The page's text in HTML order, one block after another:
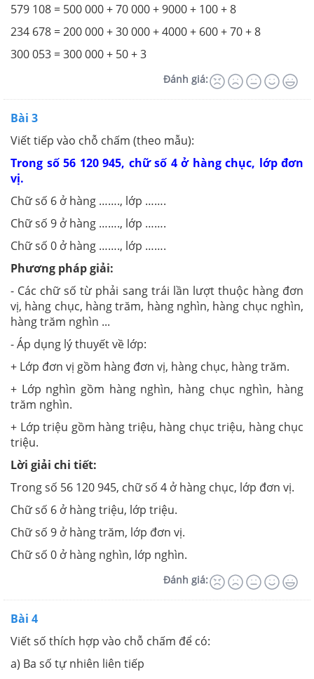
579 108 = 500 000 + 70 000 + 9000 + 100 + 8
234 678 = 200 000 + 30 000 + 4000 + 600 + 70 + 8
300 053 = 300 000 + 50 + 3
Đánh giá:
Bài 3
Viết tiếp vào chỗ chấm (theo mẫu):
Trong số 56 120 945, chữ số 4 ở hàng chục, lớp đơn
vị.
Chữ số 6 ở hàng ……., lớp …….
Chữ số 9 ở hàng ……., lớp …….
Chữ số 0 ở hàng ……., lớp …….
Phương pháp giải:
- Các chữ số từ phải sang trái lần lượt thuộc hàng đơn
vị, hàng chục, hàng trăm, hàng nghìn, hàng chục nghìn,
hàng trăm nghìn ...
- Áp dụng lý thuyết về lớp:
+ Lớp đơn vị gồm hàng đơn vị, hàng chục, hàng trăm.
+ Lớp nghìn gồm hàng nghìn, hàng chục nghìn, hàng
trăm nghìn.
+ Lớp triệu gồm hàng triệu, hàng chục triệu, hàng chục
triệu.
Lời giải chi tiết:
Trong số 56 120 945, chữ số 4 ở hàng chục, lớp đơn vị.
Chữ số 6 ở hàng triệu, lớp triệu.
Chữ số 9 ở hàng trăm, lớp đơn vị.
Chữ số 0 ở hàng nghìn, lớp nghìn.
Đánh giá:
Bài 4
Viết số thích hợp vào chỗ chấm để có:
a) Ba số tự nhiên liên tiếp